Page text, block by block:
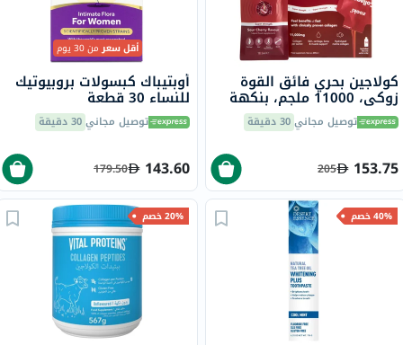
كولاجين بحري فائق القوة
زوكي، 11000 ملجم، بنكهة
الكرز الحامض، للأطفال، كيس
18.5 مل، 14 قطعة توصيل مجاني30 دقيقة
153.75
205
أقل سعرمن 30 يوم
أوبتيباك كبسولات بروبيوتيك
للنساء 30 قطعة
توصيل مجاني30 دقيقة
143.60
179.50
40% خصم 20% خصم